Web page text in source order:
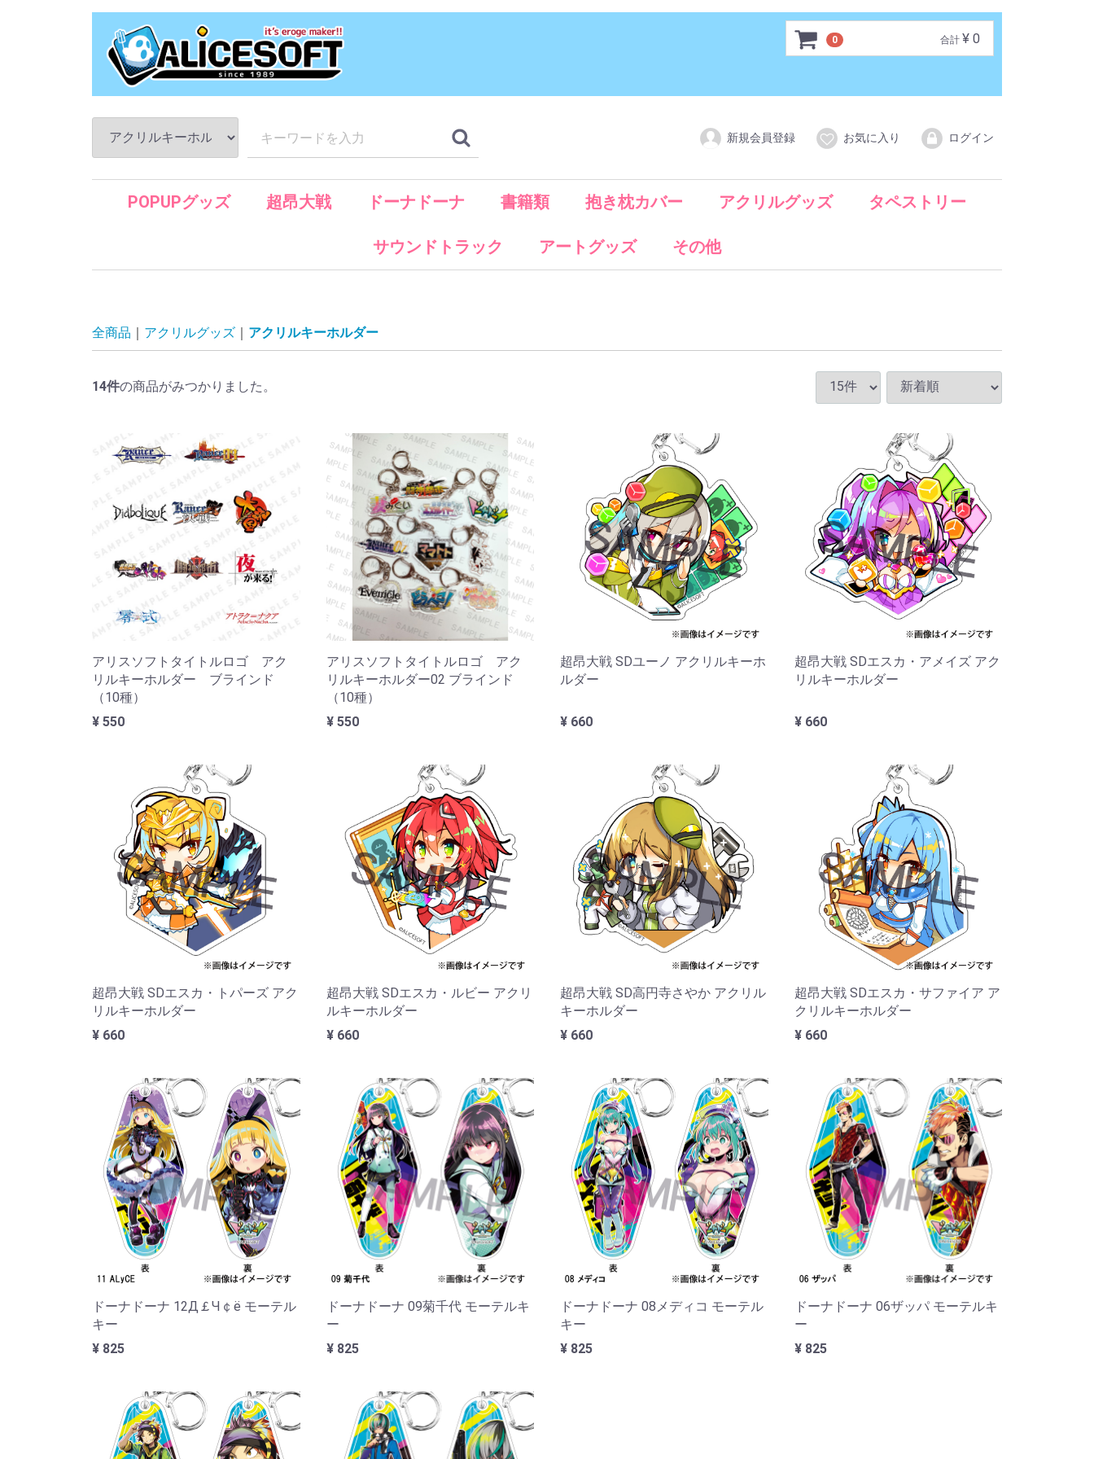
0 合計 ¥ 0
新規会員登録 お気に入り ログイン
POPUPグッズ 超昂大戦 ドーナドーナ 書籍類 抱き枕カバー アクリルグッズ
アクリルキャラスタンド
アクリルキーホルダー
タペストリー
サウンドトラック アートグッズ その他
全商品 アクリルグッズ アクリルキーホルダー
14件の商品がみつかりました。
アリスソフトタイトルロゴ アク
リルキーホルダー ブラインド
（10種）
¥ 550
アリスソフトタイトルロゴ アク
リルキーホルダー02 ブラインド
（10種）
¥ 550
超昂大戦 SDユーノ アクリルキーホ
ルダー
¥ 660
超昂大戦 SDエスカ・アメイズ アク
リルキーホルダー
¥ 660
超昂大戦 SDエスカ・トパーズ アク
リルキーホルダー
¥ 660
超昂大戦 SDエスカ・ルビー アクリ
ルキーホルダー
¥ 660
超昂大戦 SD高円寺さやか アクリル
キーホルダー
¥ 660
超昂大戦 SDエスカ・サファイア ア
クリルキーホルダー
¥ 660
ドーナドーナ 12Д￡Ч￠ё モーテル
キー
¥ 825
ドーナドーナ 09菊千代 モーテルキ
ー
¥ 825
ドーナドーナ 08メディコ モーテル
キー
¥ 825
ドーナドーナ 06ザッパ モーテルキ
ー
¥ 825